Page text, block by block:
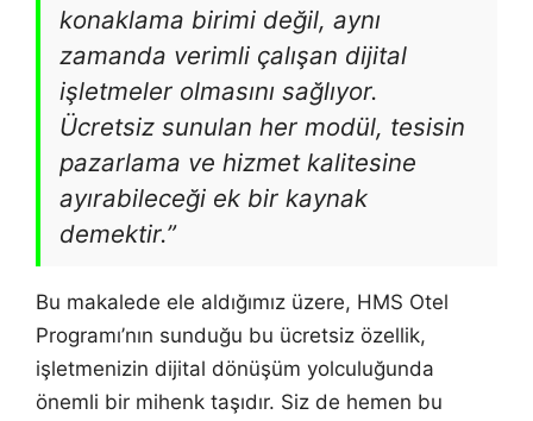
konaklama birimi değil, aynı
zamanda verimli çalışan dijital
işletmeler olmasını sağlıyor.
Ücretsiz sunulan her modül, tesisin
pazarlama ve hizmet kalitesine
ayırabileceği ek bir kaynak
demektir.”
Bu makalede ele aldığımız üzere, HMS Otel
Programı’nın sunduğu bu ücretsiz özellik,
işletmenizin dijital dönüşüm yolculuğunda
önemli bir mihenk taşıdır. Siz de hemen bu